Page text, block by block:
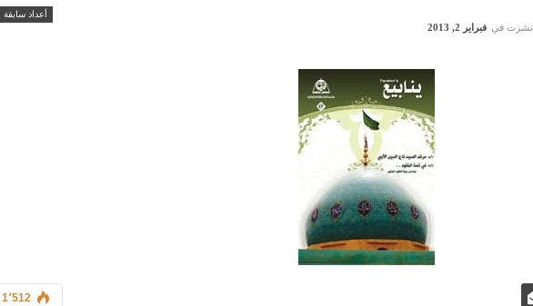
أعداد سابقة
نشرت في فبراير 2, 2013
1٬512